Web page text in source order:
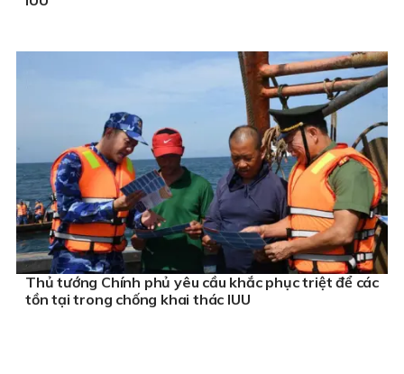
Thủ tướng Chính phủ yêu cầu khắc phục triệt để các
tồn tại trong chống khai thác IUU